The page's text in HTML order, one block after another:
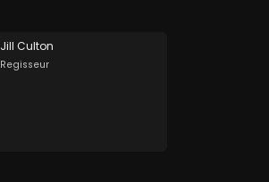
Jill Culton
Regisseur